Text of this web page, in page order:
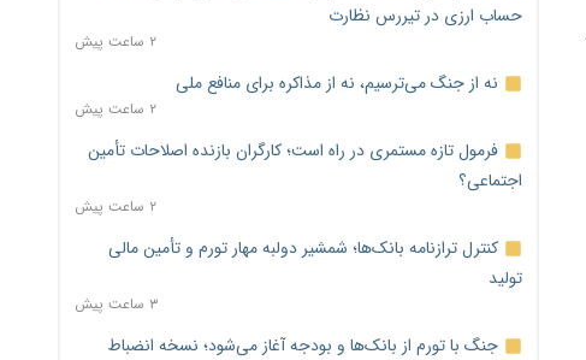
حساب ارزی در تیررس نظارت
۲ ساعت پیش
نه از جنگ می‌ترسیم، نه از مذاکره برای منافع ملی
۲ ساعت پیش
فرمول تازه مستمری در راه است؛ کارگران بازنده اصلاحات تأمین
اجتماعی؟
۲ ساعت پیش
کنترل ترازنامه بانک‌ها؛ شمشیر دولبه مهار تورم و تأمین مالی
تولید
۳ ساعت پیش
جنگ با تورم از بانک‌ها و بودجه آغاز می‌شود؛ نسخه انضباط